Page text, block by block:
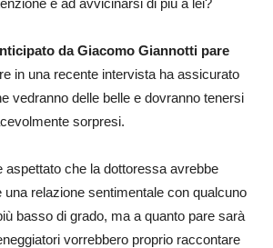
da Giacomo Giannotti pare
in una recente intervista ha assicurato
vedranno delle belle e dovranno tenersi
sorpresi.
aspettato che la dottoressa avrebbe
una relazione sentimentale con qualcuno
basso di grado, ma a quanto pare sarà
vorrebbero proprio raccontare